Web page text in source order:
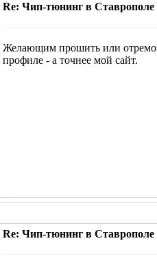
Re: Чип-тюнинг в Ставрополе
Желающим прошить или
профиле - а точнее мой сайт.
Re: Чип-тюнинг в Ставрополе